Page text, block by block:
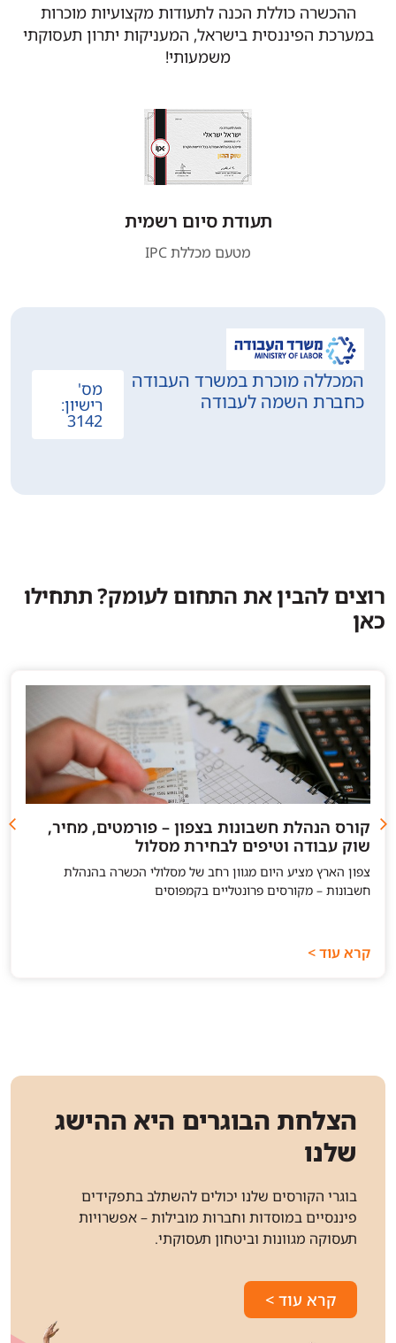
ההכשרה כוללת הכנה לתעודות מקצועיות מוכרות
במערכת הפיננסית בישראל, המעניקות יתרון תעסוקתי
משמעותי!
תעודת סיום רשמית
מטעם מכללת IPC
המכללה מוכרת במשרד העבודה
כחברת השמה לעבודה
מס'
רישיון:
3142
רוצים להבין את התחום לעומק? תתחילו
כאן
קורס הנהלת חשבונות בצפון – פורמטים, מחיר,
שוק עבודה וטיפים לבחירת מסלול
צפון הארץ מציע היום מגוון רחב של מסלולי הכשרה בהנהלת
חשבונות – מקורסים פרונטליים בקמפוסים
קרא עוד >
הצלחת הבוגרים היא ההישג
שלנו
בוגרי הקורסים שלנו יכולים להשתלב בתפקידים
פיננסיים במוסדות וחברות מובילות – אפשרויות
תעסוקה מגוונות וביטחון תעסוקתי.
קרא עוד >